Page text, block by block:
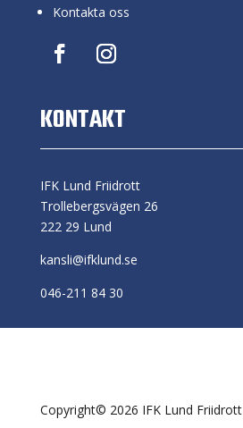
Kontakta oss
KONTAKT
IFK Lund Friidrott
Trollebergsvägen 26
222 29 Lund
kansli@ifklund.se
046-211 84 30
Copyright© 2026 IFK Lund Friidrott